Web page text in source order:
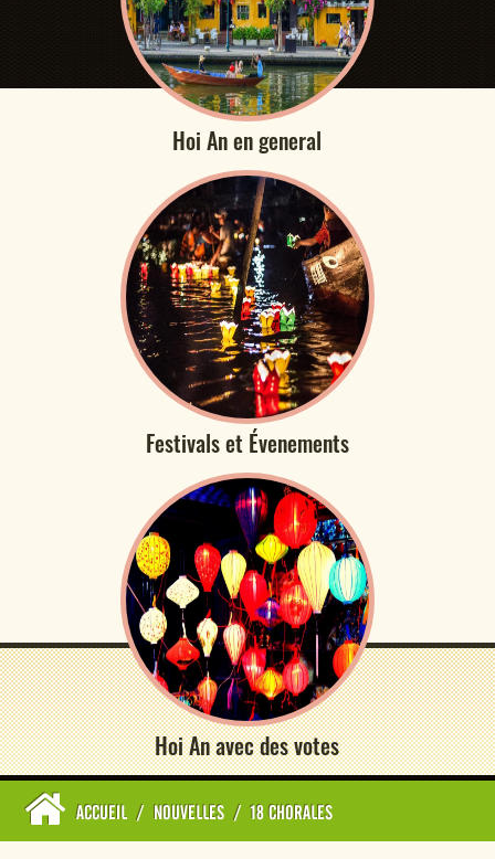
Hoi An en general
Festivals et Évenements
Hoi An avec des votes
ACCUEIL / NOUVELLES / 18 CHORALES